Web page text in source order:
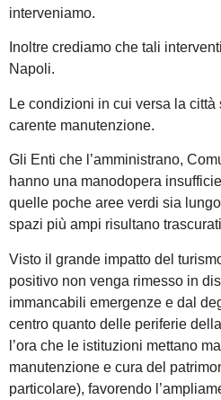
interveniamo.
Inoltre crediamo che tali
Napoli.
Le condizioni in cui versa la
carente manutenzione.
Gli Enti che l’amministrano,
hanno una manodopera
quelle poche aree verdi sia
spazi più ampi risultano
Visto il grande impatto del
positivo non venga rimesso in
immancabili emergenze e dal
centro quanto delle periferie
l’ora che le istituzioni mettano
manutenzione e cura del
particolare), favorendo